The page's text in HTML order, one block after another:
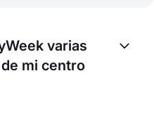
varias
mi centro